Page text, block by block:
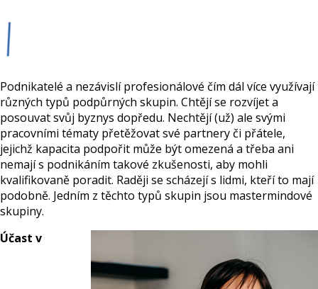
Podnikatelé a nezávislí profesionálové čím dál více využívají
různých typů podpůrných skupin. Chtějí se rozvíjet a
posouvat svůj byznys dopředu. Nechtějí (už) ale svými
pracovními tématy přetěžovat své partnery či přátele,
jejichž kapacita podpořit může být omezená a třeba ani
nemají s podnikáním takové zkušenosti, aby mohli
kvalifikovaně poradit. Raději se scházejí s lidmi, kteří to mají
podobně. Jedním z těchto typů skupin jsou mastermindové
skupiny.
Účast v